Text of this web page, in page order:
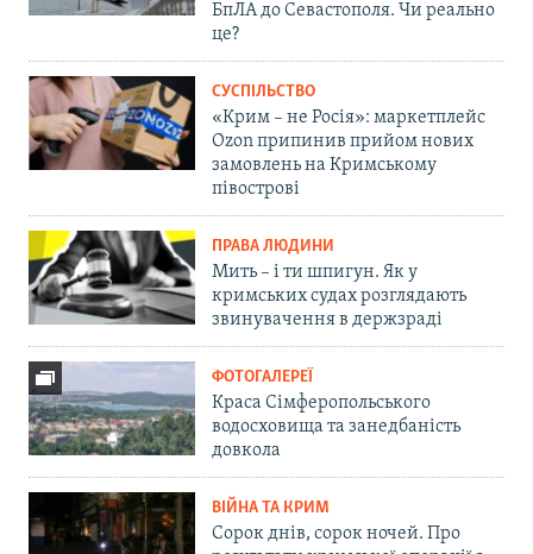
БпЛА до Севастополя. Чи реально
це?
СУСПІЛЬСТВО
«Крим – не Росія»: маркетплейс
Ozon припинив прийом нових
замовлень на Кримському
півострові
ПРАВА ЛЮДИНИ
Мить – і ти шпигун. Як у
кримських судах розглядають
звинувачення в держзраді
ФОТОГАЛЕРЕЇ
Краса Сімферопольського
водосховища та занедбаність
довкола
ВІЙНА ТА КРИМ
Сорок днів, сорок ночей. Про